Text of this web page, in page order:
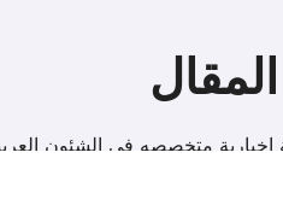
اخبارية متخصصه فى الشئون